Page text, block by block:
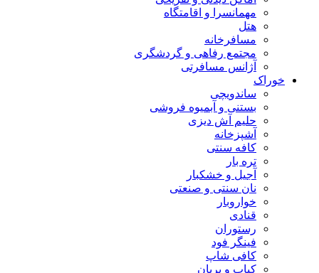
مهمانسرا و اقامتگاه
هتل
مسافرخانه
مجتمع رفاهی و گردشگری
آژانس مسافرتی
خوراک
ساندویچی
بستنی و آبمیوه فروشی
حلیم آش دیزی
آشپزخانه
کافه سنتی
تره بار
آجیل و خشکبار
نان سنتی و صنعتی
خواروبار
قنادی
رستوران
فینگر فود
کافی شاپ
کباب و بریان